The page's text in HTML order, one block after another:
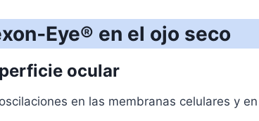
en el ojo seco
ocular
en las membranas celulares y